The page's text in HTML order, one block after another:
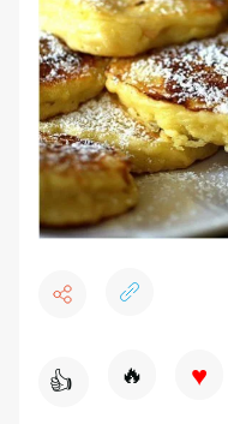
👍 🔥 ♥